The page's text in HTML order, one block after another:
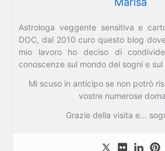
Astrologa veggente sensitiva e
DOC, dal 2010 curo questo blog
mio lavoro ho deciso di
conoscenze sul mondo dei sogni e
Mi scuso in anticipo se non potrò
vostre numerose
Grazie della visita e…